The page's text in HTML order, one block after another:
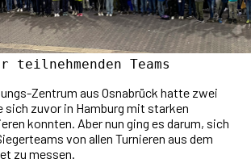
Teams
Zentrum aus Osnabrück hatte zwei
sich zuvor in Hamburg mit starken
konnten. Aber nun ging es darum, sich
von allen Turnieren aus dem
zu messen.